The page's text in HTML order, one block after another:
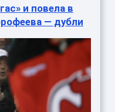
и повела в
— дубли